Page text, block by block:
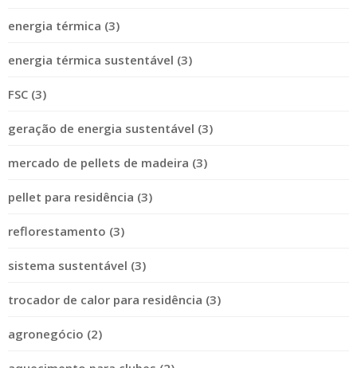
energia térmica (3)
energia térmica sustentável (3)
FSC (3)
geração de energia sustentável (3)
mercado de pellets de madeira (3)
pellet para residência (3)
reflorestamento (3)
sistema sustentável (3)
trocador de calor para residência (3)
agronegócio (2)